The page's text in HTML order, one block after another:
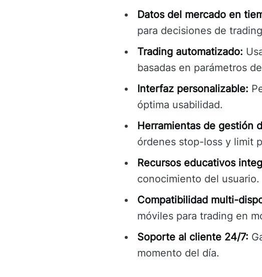
Datos del mercado en
para decisiones de
Trading automatizado:
basadas en parámetros
Interfaz personalizable:
óptima usabilidad.
Herramientas de gestión
órdenes stop-loss y limit
Recursos educativos
conocimiento del usuario.
Compatibilidad multi-
móviles para trading en
Soporte al cliente 24/7:
momento del día.